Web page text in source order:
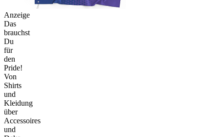
Anzeige
Das
brauchst
Du
für
den
Pride!
Von
Shirts
und
Kleidung
über
Accessoires
und